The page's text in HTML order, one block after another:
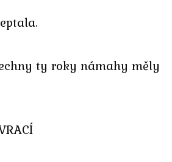
ty roky námahy měly